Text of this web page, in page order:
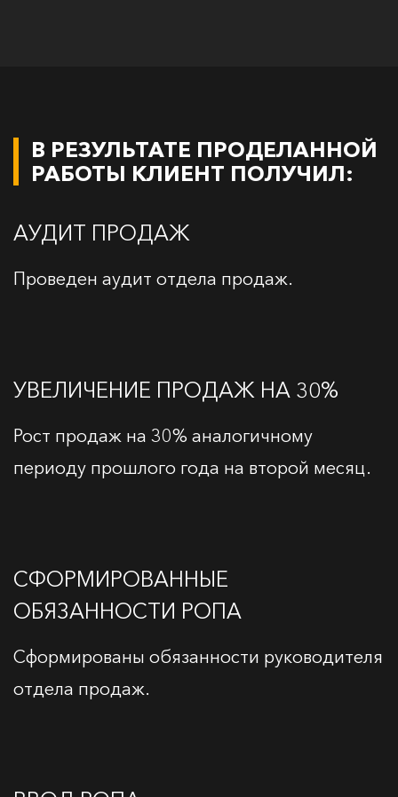
В РЕЗУЛЬТАТЕ ПРОДЕЛАННОЙ
РАБОТЫ КЛИЕНТ ПОЛУЧИЛ:
АУДИТ ПРОДАЖ
Проведен аудит отдела продаж.
УВЕЛИЧЕНИЕ ПРОДАЖ НА 30%
Рост продаж на 30% аналогичному
периоду прошлого года на второй месяц.
СФОРМИРОВАННЫЕ
ОБЯЗАННОСТИ РОПА
Сформированы обязанности руководителя
отдела продаж.